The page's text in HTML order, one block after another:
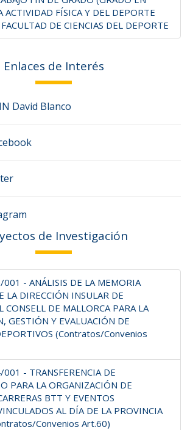
ACTIVIDAD FÍSICA Y DEL DEPORTE
DE CIENCIAS DEL DEPORTE
Enlaces de Interés
David Blanco
de Investigación
- ANÁLISIS DE LA MEMORIA
LA DIRECCIÓN INSULAR DE
CONSELL DE MALLORCA PARA LA
GESTIÓN Y EVALUACIÓN DE
(Contratos/Convenios
- TRANSFERENCIA DE
PARA LA ORGANIZACIÓN DE
BTT Y EVENTOS
AL DÍA DE LA PROVINCIA
Convenios Art.60)